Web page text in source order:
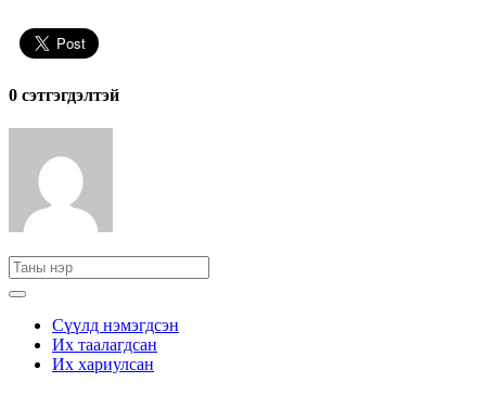
0 cэтгэгдэлтэй
Сүүлд нэмэгдсэн
Их таалагдсан
Их хариулсан